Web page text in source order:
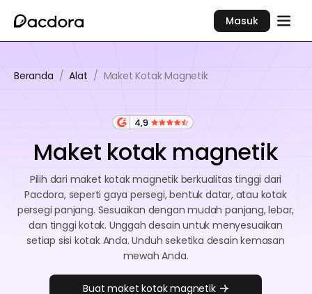
Masuk
Beranda / Alat / Maket Kotak Magnetik
4,9
Maket kotak magnetik
Pilih dari maket kotak magnetik berkualitas tinggi dari
Pacdora, seperti gaya persegi, bentuk datar, atau kotak
persegi panjang. Sesuaikan dengan mudah panjang, lebar,
dan tinggi kotak. Unggah desain untuk menyesuaikan
setiap sisi kotak Anda. Unduh seketika desain kemasan
mewah Anda.
Buat maket kotak magnetik